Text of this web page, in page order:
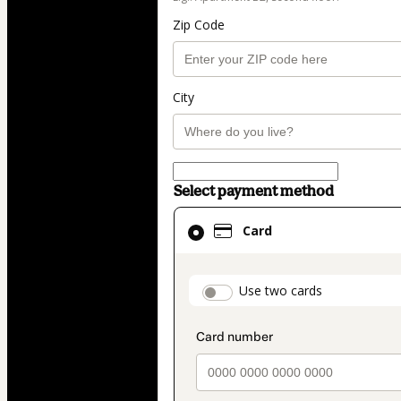
Zip Code
City
Select payment method
Card
Use two cards
Card
selected
method